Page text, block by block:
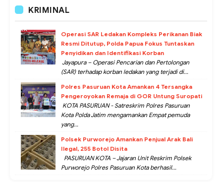
KRIMINAL
Operasi SAR Ledakan Kompleks Perikanan Biak
Resmi Ditutup, Polda Papua Fokus Tuntaskan
Penyidikan dan Identifikasi Korban
Jayapura – Operasi Pencarian dan Pertolongan
(SAR) terhadap korban ledakan yang terjadi di...
Polres Pasuruan Kota Amankan 4 Tersangka
Pengeroyokan Remaja di GOR Untung Suropati
KOTA PASURUAN - Satreskrim Polres Pasuruan
Kota Polda Jatim mengamankan Empat pemuda
yang...
Polsek Purworejo Amankan Penjual Arak Bali
Ilegal, 255 Botol Disita
PASURUAN KOTA – Jajaran Unit Reskrim Polsek
Purworejo Polres Pasuruan Kota berhasil...